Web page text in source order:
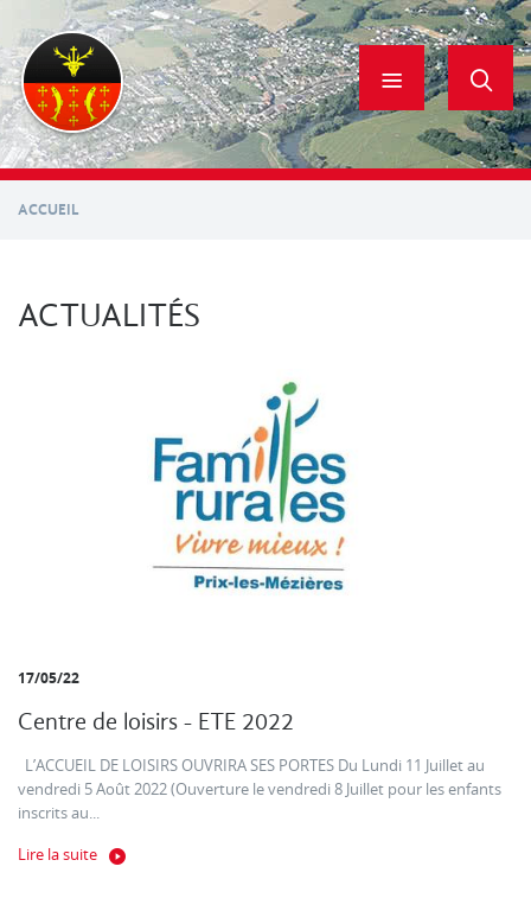
contenu
principal
ACCUEIL
ACTUALITÉS
17/05/22
Centre de loisirs - ETE 2022
L’ACCUEIL DE LOISIRS OUVRIRA SES PORTES Du Lundi 11 Juillet au
vendredi 5 Août 2022 (Ouverture le vendredi 8 Juillet pour les enfants
inscrits au...
Lire la suite